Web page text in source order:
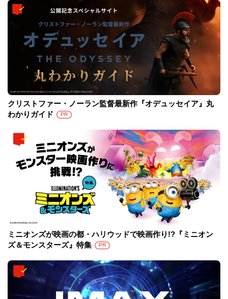
クリストファー・ノーラン監督最新作『オデュッセイア』丸
わかりガイド
PR
ミニオンズが映画の都・ハリウッドで映画作り!?『ミニオン
ズ＆モンスターズ』特集
PR